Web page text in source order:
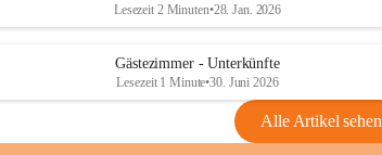
Lesezeit 2 Minuten•28. Jan. 2026
Gästezimmer - Unterkünfte
Lesezeit 1 Minute•30. Juni 2026
Alle Artikel sehen